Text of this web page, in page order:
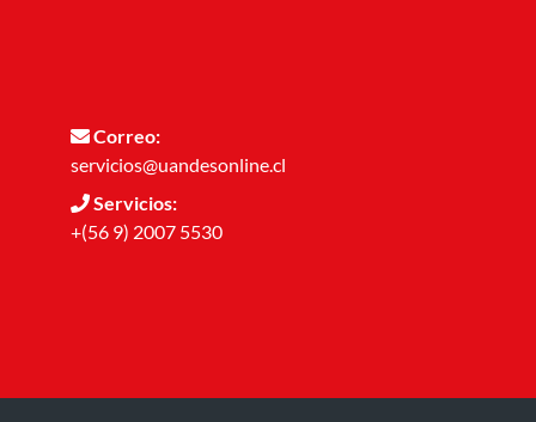
Correo:
servicios@uandesonline.cl
Servicios:
+(56 9) 2007 5530